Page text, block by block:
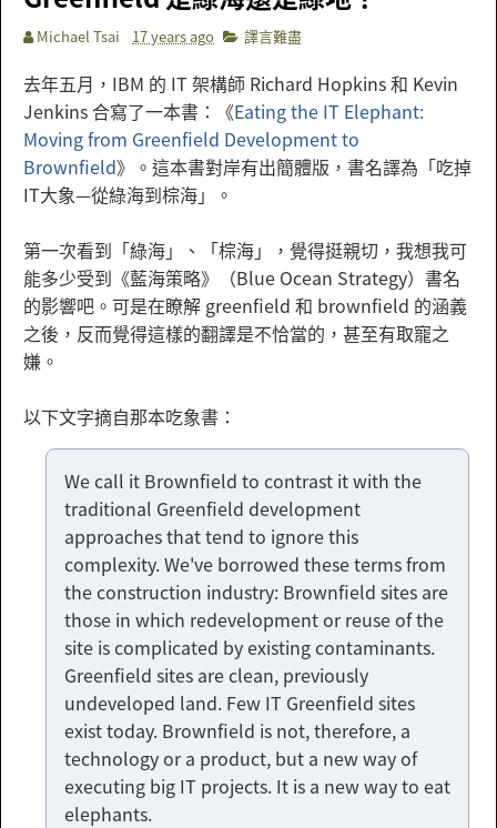
Michael Tsai 17 years ago 譯言難盡
去年五月，IBM 的 IT 架構師 Richard Hopkins 和 Kevin
Jenkins 合寫了一本書：《Eating the IT Elephant:
Moving from Greenfield Development to
Brownfield》。這本書對岸有出簡體版，書名譯為「吃掉
IT大象—從綠海到棕海」。
第一次看到「綠海」、「棕海」，覺得挺親切，我想我可
能多少受到《藍海策略》（Blue Ocean Strategy）書名
的影響吧。可是在瞭解 greenfield 和 brownfield 的涵義
之後，反而覺得這樣的翻譯是不恰當的，甚至有取寵之
嫌。
以下文字摘自那本吃象書：
We call it Brownfield to contrast it with the
traditional Greenfield development
approaches that tend to ignore this
complexity. We've borrowed these terms from
the construction industry: Brownfield sites are
those in which redevelopment or reuse of the
site is complicated by existing contaminants.
Greenfield sites are clean, previously
undeveloped land. Few IT Greenfield sites
exist today. Brownfield is not, therefore, a
technology or a product, but a new way of
executing big IT projects. It is a new way to eat
elephants.